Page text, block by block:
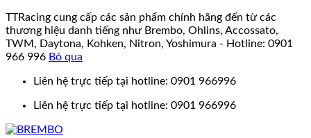
TTRacing cung cấp các sản phẩm chính hãng đến từ các
thương hiệu danh tiếng như Brembo, Ohlins, Accossato,
TWM, Daytona, Kohken, Nitron, Yoshimura - Hotline: 0901
966 996 Bỏ qua
Liên hệ trực tiếp tại hotline: 0901 966996
Liên hệ trực tiếp tại hotline: 0901 966996